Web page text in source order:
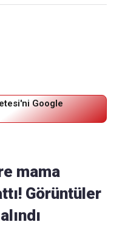
Google
mama
Görüntüler